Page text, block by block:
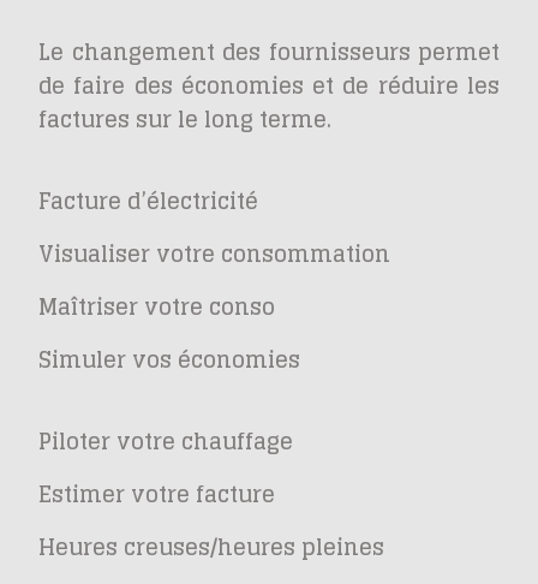
Le changement des fournisseurs permet
de faire des économies et de réduire les
factures sur le long terme.
Facture d’électricité
Visualiser votre consommation
Maîtriser votre conso
Simuler vos économies
Piloter votre chauffage
Estimer votre facture
Heures creuses/heures pleines